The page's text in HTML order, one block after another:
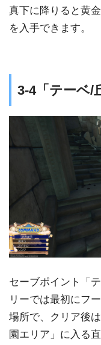
真下に降りると黄
を入手できます。
3-4「テーベ/
セーブポイント「
リーでは最初にフ
場所で、クリア後
園エリア」に入る